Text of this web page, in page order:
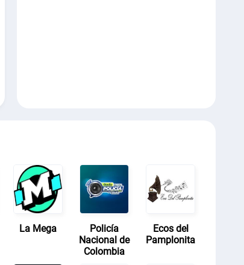
La Mega
Policía
Nacional de
Colombia
Ecos del
Pamplonita